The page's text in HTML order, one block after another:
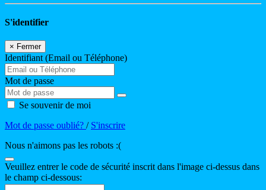
S'identifier
× Fermer
Identifiant (Email ou Téléphone)
Mot de passe
Se souvenir de moi
Mot de passe oublié? / S'inscrire
Nous n'aimons pas les robots :(
Veuillez entrer le code de sécurité inscrit dans l'image ci-dessus dans
le champ ci-dessous: